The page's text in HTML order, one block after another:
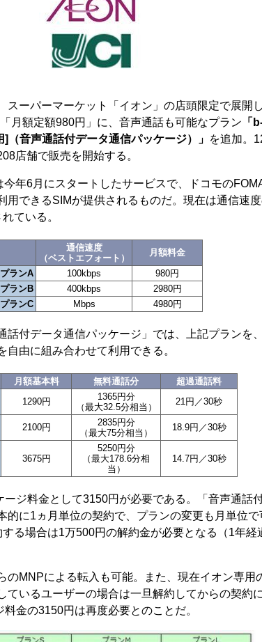
ーパーマーケット「イオン」の店頭限定で展開
月額定額980円」に、音声通話も可能なプラン 「
（音声通話付データ通信パッケージ）」 を追加。
店舗で販売を開始する。
年6月にスタートしたサービスで、ドコモの
用できるSIMが提供されるものだ。現在は通信速
ている。
通信速度
（ベストエフォート）
月額料金
プランA
100kbps
980円
プランB
400kbps
2980円
プランC
Mbps 4980円
付データ通信パッケージ」では、上記プランを
自由に組み合わせて利用できる。
月額基本料 無料通話分
超過通話料
1290円
1365円分
（最大32.5分相当）
21円／30秒
2100円
2835円分
（最大75分相当）
18.9円／30秒
3675円
5250円分
（最大178.6分相
当）
14.7円／30秒
ジ料金として3150円が必要である。「音声通話
的に1ヵ月単位の契約で、プランの変更も月単位で
る場合は1万500円の解約金が必要となる（1年経
MNPによる転入も可能。また、現在イオン専用
ているユーザーの場合は一旦解約してからの契約に
金の3150円は再度必要とのことだ。